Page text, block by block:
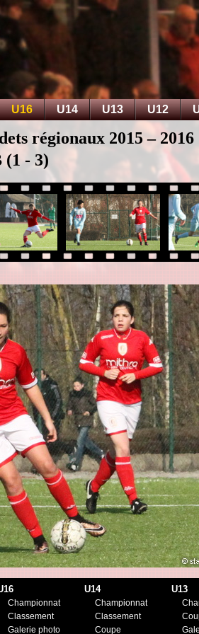
U16 U14 U13 U12
régionaux 2015 – 2016
- 3)
Championnat
Classement
Galerie photo
U14
Championnat
Classement
Coupe
U13